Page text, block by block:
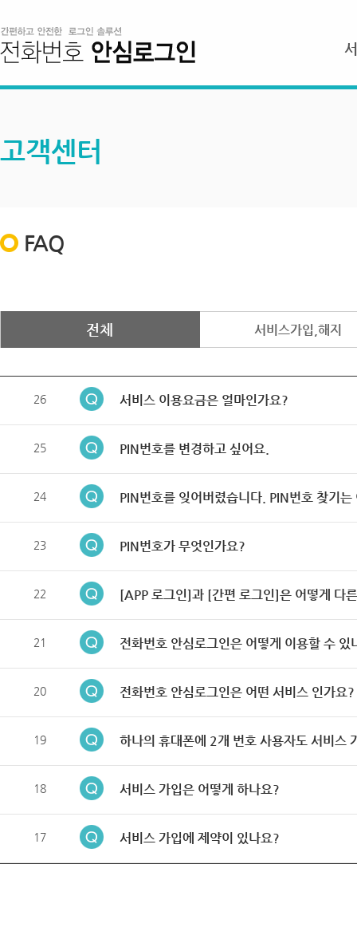
고객센터
FAQ
전체 서비스가입,해지
26 서비스 이용요금은 얼마인가요?
25 PIN번호를 변경하고 싶어요.
24 PIN번호를 잊어버렸습니다. PIN번호 찾기는
23 PIN번호가 무엇인가요?
22 [APP 로그인]과 [간편 로그인]은 어떻게 다
21 전화번호 안심로그인은 어떻게 이용할 수 있
20 전화번호 안심로그인은 어떤 서비스 인가요?
19 하나의 휴대폰에 2개 번호 사용자도 서비스
18 서비스 가입은 어떻게 하나요?
17 서비스 가입에 제약이 있나요?